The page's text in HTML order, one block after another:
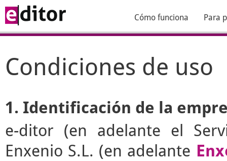
Cómo funciona Para
Condiciones de uso
1. Identificación de la
e-ditor (en adelante el
Enxenio S.L. (en adelante